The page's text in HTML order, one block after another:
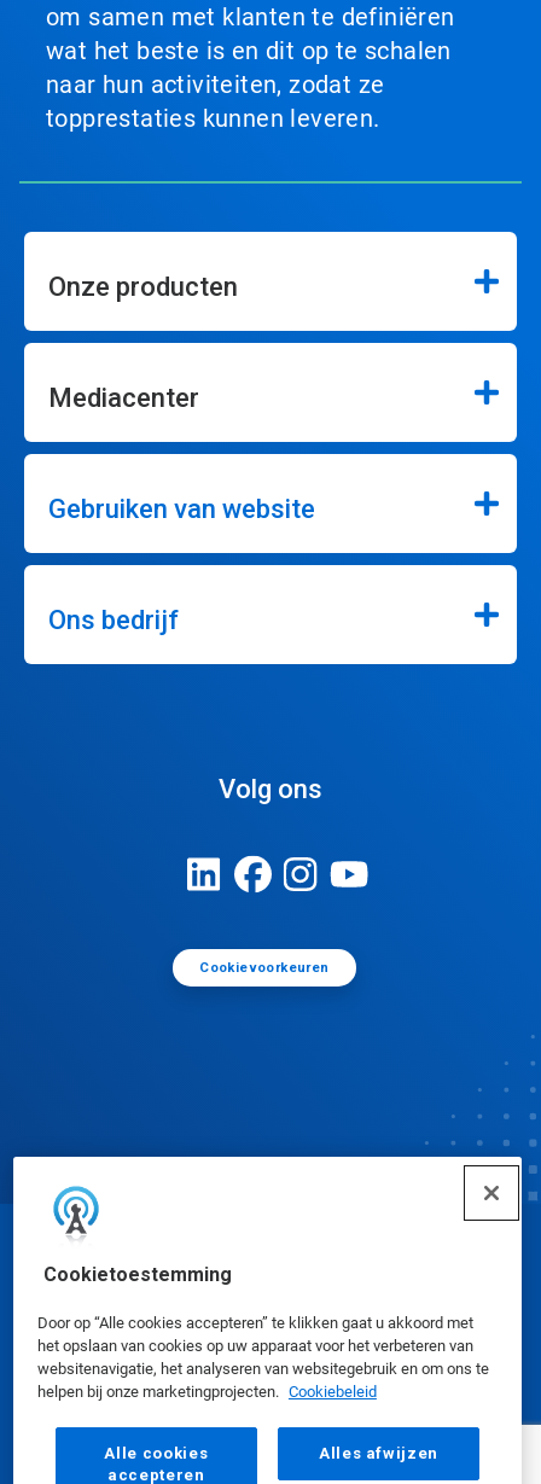
Cookietoestemming
Door op “Alle cookies accepteren” te klikken gaat u akkoord met
het opslaan van cookies op uw apparaat voor het verbeteren van
websitenavigatie, het analyseren van websitegebruik en om ons te
helpen bij onze marketingprojecten. Cookiebeleid
Alle cookies
accepteren
Alles afwijzen
om samen met klanten te definiëren
wat het beste is en dit op te schalen
naar hun activiteiten, zodat ze
topprestaties kunnen leveren.
Onze producten
Mediacenter
Gebruiken van website
Ons bedrijf
Volg ons
Cookievoorkeuren
Veiligheidsinformatiebladen|Privacybeleid|
Gebruiksvoorwaarden